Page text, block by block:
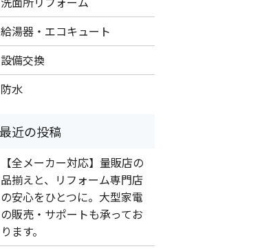
給湯器・エコキュート
設備交換
防水
【全メーカー対応】量販店の
品揃えと、リフォーム専門店
の安心をひとつに。大型家電
の販売・サポートも承ってお
ります。